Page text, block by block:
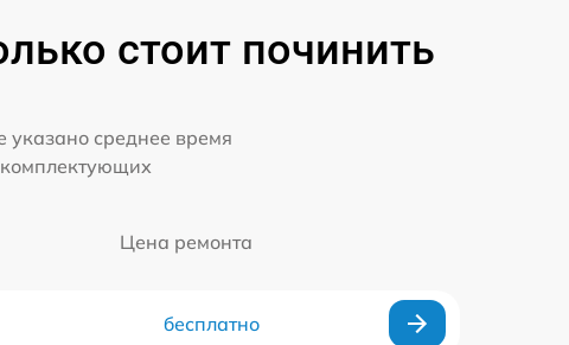
стоит починить
указано среднее время
Цена ремонта
бесплатно